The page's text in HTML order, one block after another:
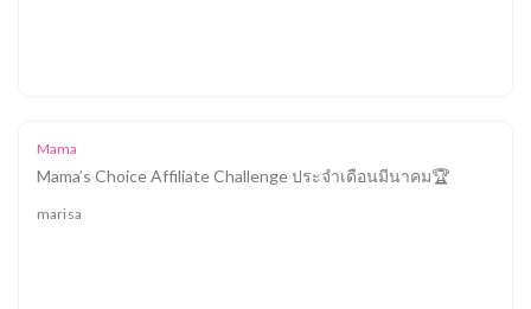
Mama
Mama’s Choice Affiliate Challenge ประจำเดือนมีนาคม🏆
marisa